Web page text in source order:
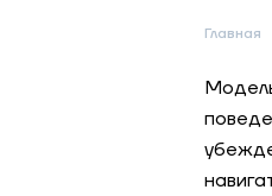
Главная